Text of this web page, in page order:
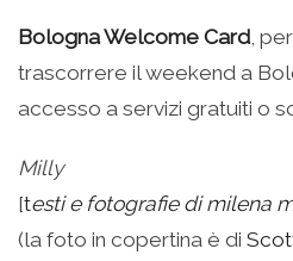
Bologna Welcome Card,
trascorrere il weekend a
accesso a servizi gratuiti o
Milly
[testi e fotografie di milena
(la foto in copertina è di